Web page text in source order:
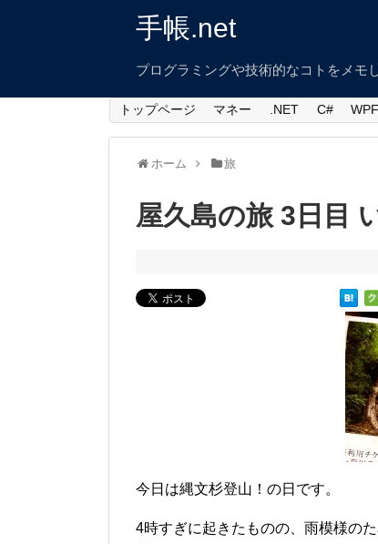
手帳.net
プログラミングや技術的なコトをメモ
トップページ マネー .NET C# WPF
ホーム 旅
屋久島の旅 3日目
今日は縄文杉登山！の日です。
4時すぎに起きたものの、雨模様の